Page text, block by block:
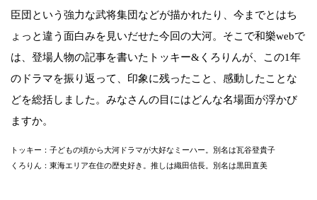
臣団という強力な武将集団などが描かれたり、今までとはち
ょっと違う面白みを見いだせた今回の大河。そこで和樂webで
は、登場人物の記事を書いたトッキー&くろりんが、この1年
のドラマを振り返って、印象に残ったこと、感動したことな
どを総括しました。みなさんの目にはどんな名場面が浮かび
ますか。
トッキー：子どもの頃から大河ドラマが大好なミーハー。別名は瓦谷登貴子
くろりん：東海エリア在住の歴史好き。推しは織田信長。別名は黒田直美